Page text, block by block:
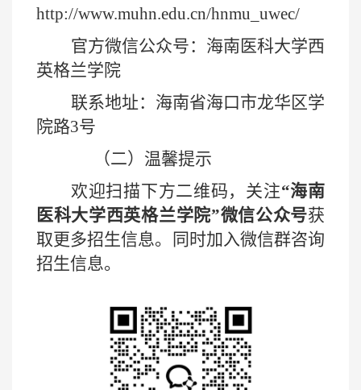
http://www.muhn.edu.cn/hnmu_uwec/
官方微信公众号：海南医科大学西
英格兰学院
联系地址：海南省海口市龙华区学
院路3号
（二）温馨提示
欢迎扫描下方二维码，关注“海南
医科大学西英格兰学院”微信公众号获
取更多招生信息。同时加入微信群咨询
招生信息。